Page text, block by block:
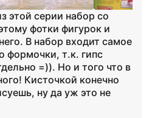
этой серии набор со
фотки фигурок и
В набор входит самое
формочки, т.к. гипс
=)). Но и того что в
Кисточкой конечно
ну да уж это не